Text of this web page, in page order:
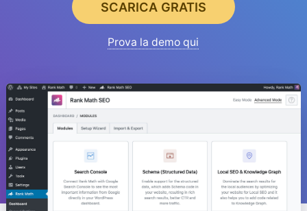
SCARICA GRATIS
Prova la demo qui